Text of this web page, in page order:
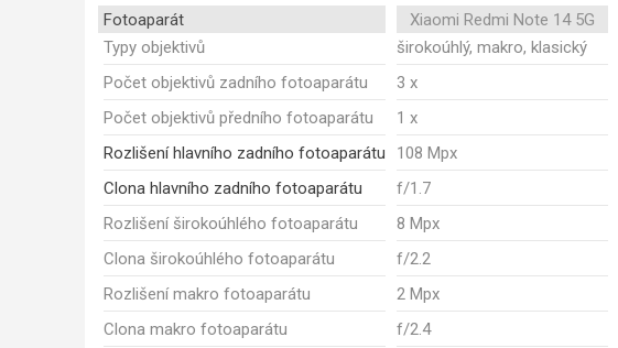
Fotoaparát Xiaomi Redmi Note 14 5G
Typy objektivů
širokoúhlý, makro, klasický
Počet objektivů zadního fotoaparátu
3 x
Počet objektivů předního fotoaparátu
1 x
Rozlišení hlavního zadního fotoaparátu
108 Mpx
Clona hlavního zadního fotoaparátu
f/1.7
Rozlišení širokoúhlého fotoaparátu
8 Mpx
Clona širokoúhlého fotoaparátu
f/2.2
Rozlišení makro fotoaparátu
2 Mpx
Clona makro fotoaparátu
f/2.4